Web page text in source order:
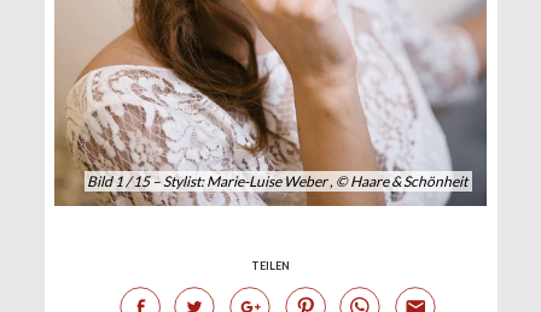
Bild 1 / 15 – Stylist: Marie-Luise Weber , © Haare & Schönheit
TEILEN